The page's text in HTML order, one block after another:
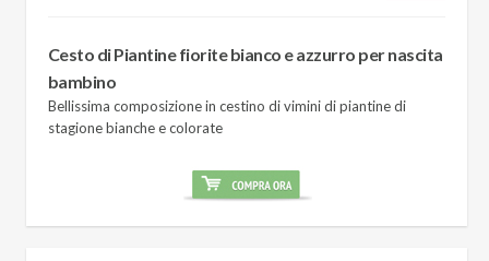
Cesto di Piantine fiorite bianco e azzurro per nascita
bambino
Bellissima composizione in cestino di vimini di piantine di
stagione bianche e colorate